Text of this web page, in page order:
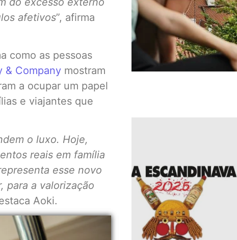
afetivos”, afirma
como as pessoas
& Company mostram
a ocupar um papel
e viajantes que
o luxo. Hoje,
reais em família
esse novo
para a valorização
Aoki.